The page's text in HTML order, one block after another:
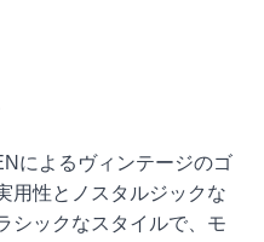
によるヴィンテージのゴ
用性とノスタルジックな
シックなスタイルで、モ